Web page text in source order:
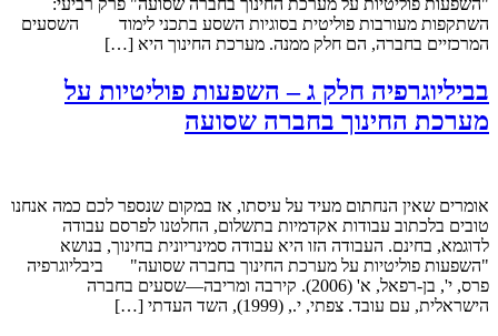
"השפעות פוליטיות על מערכת החינוך בחברה שסועה" פרק רביעי:
השתקפות מעורבות פוליטית בסוגיות השסע בתכני לימוד השסעים
המרכזיים בחברה, הם חלק ממנה. מערכת החינוך היא […]
בביליוגרפיה חלק ג – השפעות פוליטיות על
מערכת החינוך בחברה שסועה
אומרים שאין הנחתום מעיד על עיסתו, אז במקום שנספר לכם כמה אנחנו
טובים בלכתוב עבודות אקדמיות בתשלום, החלטנו לפרסם עבודה
לדוגמא, בחינם. העבודה הזו היא עבודה סמינריונית בחינוך, בנושא
"השפעות פוליטיות על מערכת החינוך בחברה שסועה" ביבליוגרפיה
פרס, י', בן-רפאל, א' (2006). קירבה ומריבה—שסעים בחברה
הישראלית, עם עובד.‎ צפתי, י., (1999), השד העדתי […]